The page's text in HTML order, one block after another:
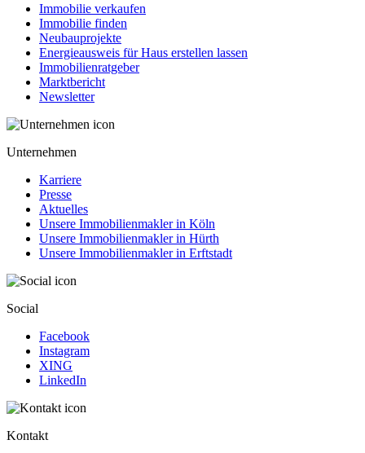
Immobilie verkaufen
Immobilie finden
Neubauprojekte
Energieausweis für Haus erstellen lassen
Immobilienratgeber
Marktbericht
Newsletter
Unternehmen
Karriere
Presse
Aktuelles
Unsere Immobilienmakler in Köln
Unsere Immobilienmakler in Hürth
Unsere Immobilienmakler in Erftstadt
Social
Facebook
Instagram
XING
LinkedIn
Kontakt